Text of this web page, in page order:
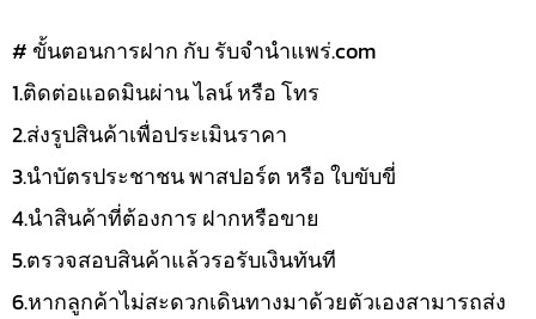
# ขั้นตอนการฝาก กับ รับจำนำแพร่.com
1.ติดต่อแอดมินผ่าน ไลน์ หรือ โทร
2.ส่งรูปสินค้าเพื่อประเมินราคา
3.นำบัตรประชาชน พาสปอร์ต หรือ ใบขับขี่
4.นำสินค้าที่ต้องการ ฝากหรือขาย
5.ตรวจสอบสินค้าแล้วรอรับเงินทันที
6.หากลูกค้าไม่สะดวกเดินทางมาด้วยตัวเองสามารถส่ง